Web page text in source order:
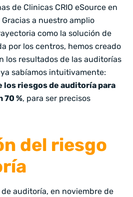
de Clinicas CRIO eSource en
a nuestro amplio
como la solución de
por los centros, hemos creado
los resultados de las auditorías
sabíamos intuitivamente:
los riesgos de auditoría para
70 %, para ser precisos
del riesgo
auditoría, en noviembre de